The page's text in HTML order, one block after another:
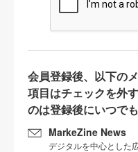
会員登録後、以下の
項目はチェックを外
のは登録後にいつで
MarkeZine News
デジタルを中心とした